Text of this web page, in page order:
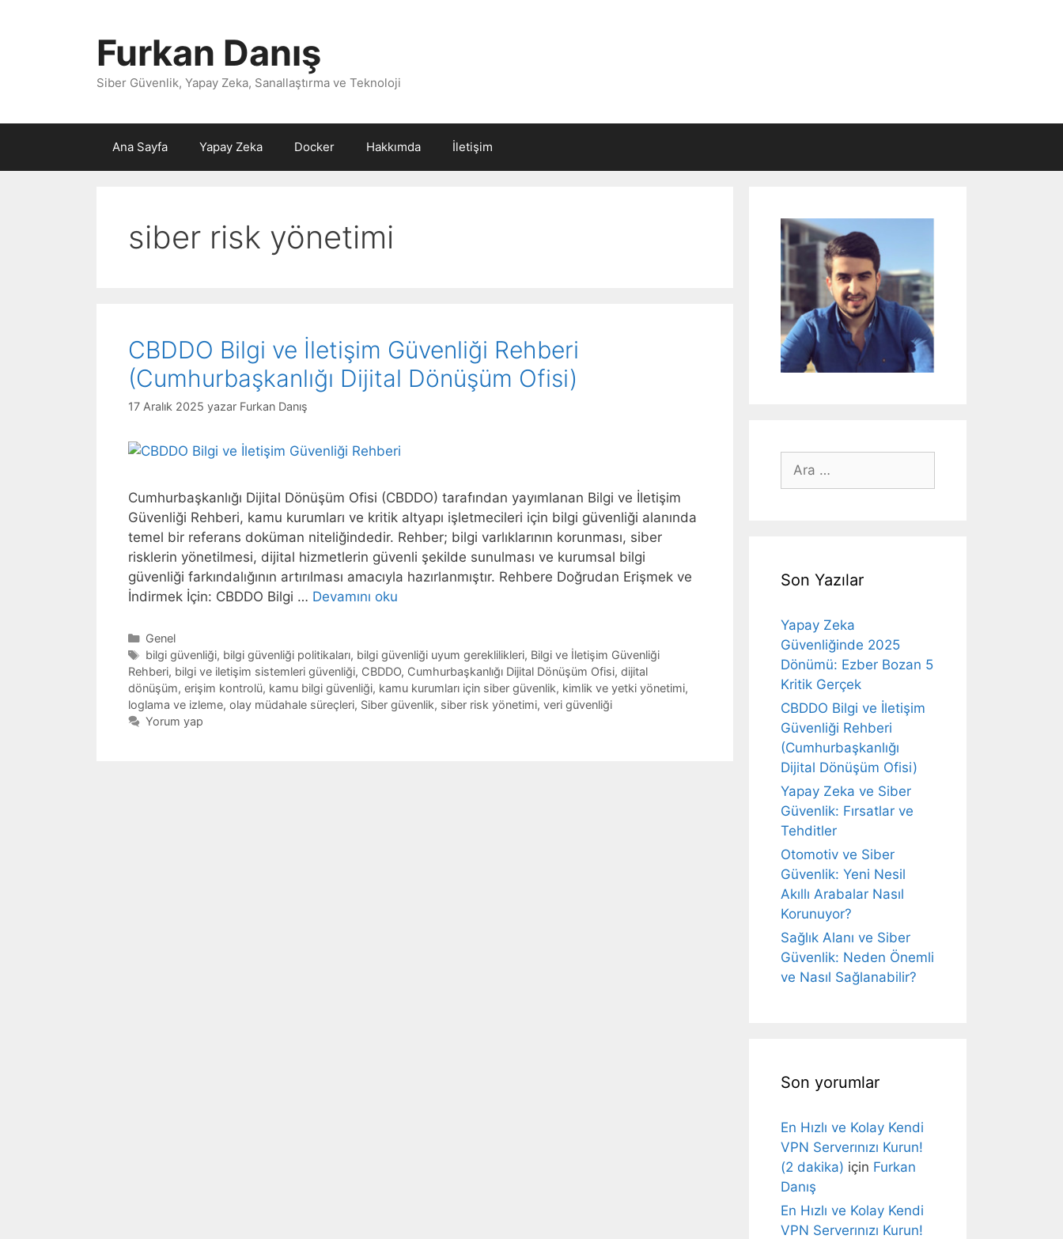
Furkan Danış
Siber Güvenlik, Yapay Zeka, Sanallaştırma ve Teknoloji
Ana Sayfa Yapay Zeka Docker Hakkımda İletişim
siber risk yönetimi
CBDDO Bilgi ve İletişim Güvenliği Rehberi
(Cumhurbaşkanlığı Dijital Dönüşüm Ofisi)
17 Aralık 2025 yazar Furkan Danış
Cumhurbaşkanlığı Dijital Dönüşüm Ofisi (CBDDO) tarafından yayımlanan Bilgi ve İletişim
Güvenliği Rehberi, kamu kurumları ve kritik altyapı işletmecileri için bilgi güvenliği alanında
temel bir referans doküman niteliğindedir. Rehber; bilgi varlıklarının korunması, siber
risklerin yönetilmesi, dijital hizmetlerin güvenli şekilde sunulması ve kurumsal bilgi
güvenliği farkındalığının artırılması amacıyla hazırlanmıştır. Rehbere Doğrudan Erişmek ve
İndirmek İçin: CBDDO Bilgi … Devamını oku
Kategoriler
Genel
Etiketler
bilgi güvenliği, bilgi güvenliği politikaları, bilgi güvenliği uyum gereklilikleri, Bilgi ve İletişim Güvenliği
Rehberi, bilgi ve iletişim sistemleri güvenliği, CBDDO, Cumhurbaşkanlığı Dijital Dönüşüm Ofisi, dijital
dönüşüm, erişim kontrolü, kamu bilgi güvenliği, kamu kurumları için siber güvenlik, kimlik ve yetki yönetimi,
loglama ve izleme, olay müdahale süreçleri, Siber güvenlik, siber risk yönetimi, veri güvenliği
Yorum yap
için
Son Yazılar
Yapay Zeka
Güvenliğinde 2025
Dönümü: Ezber Bozan 5
Kritik Gerçek
CBDDO Bilgi ve İletişim
Güvenliği Rehberi
(Cumhurbaşkanlığı
Dijital Dönüşüm Ofisi)
Yapay Zeka ve Siber
Güvenlik: Fırsatlar ve
Tehditler
Otomotiv ve Siber
Güvenlik: Yeni Nesil
Akıllı Arabalar Nasıl
Korunuyor?
Sağlık Alanı ve Siber
Güvenlik: Neden Önemli
ve Nasıl Sağlanabilir?
Son yorumlar
En Hızlı ve Kolay Kendi
VPN Serverınızı Kurun!
(2 dakika) için Furkan
Danış
En Hızlı ve Kolay Kendi
VPN Serverınızı Kurun!